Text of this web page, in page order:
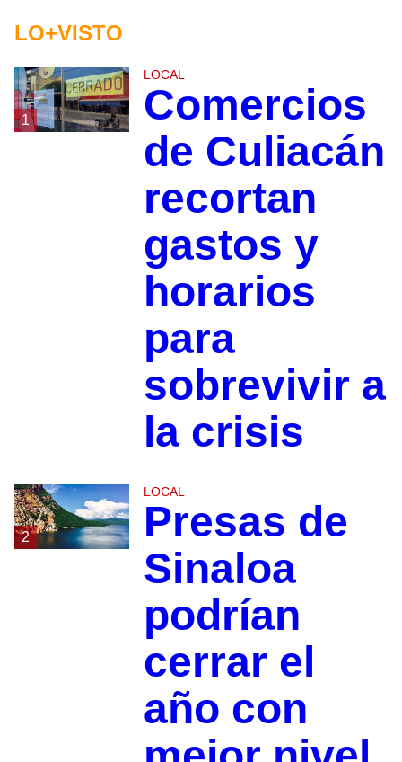
LO+VISTO
1
LOCAL
Comercios
de Culiacán
recortan
gastos y
horarios
para
sobrevivir a
la crisis
2
LOCAL
Presas de
Sinaloa
podrían
cerrar el
año con